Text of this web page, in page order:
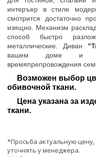
интеръер в стиле
смотрится достаточно
изящно. Механизм
способ быстро
металлические. Диван
вашем доме и
времяпрепровождения
Возможен выбор
обивочной ткани.
Цена указана за
ткани.
*Просьба актуальную
уточнять у менеджера.